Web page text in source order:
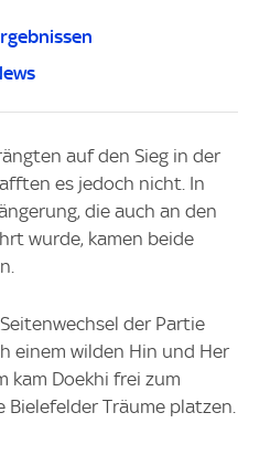
auf den Sieg in der
es jedoch nicht. In
die auch an den
wurde, kamen beide
der Partie
einem wilden Hin und Her
kam Doekhi frei zum
Träume platzen.